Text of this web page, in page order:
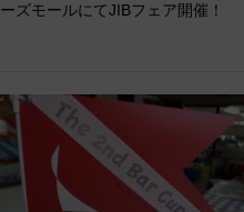
ーズモールにてJIBフェア開催！